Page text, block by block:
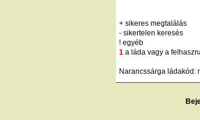
+ sikeres megtalálás
- sikertelen keresés
! egyéb
1 a láda vagy a
Narancssárga ládakód: